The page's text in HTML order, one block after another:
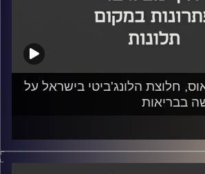
חלוצת הלונג'ביטי בישראל על
בבריאות
בפרק נוסף של פודקאסט Re:Israel, המשותף לאוניברסיטת